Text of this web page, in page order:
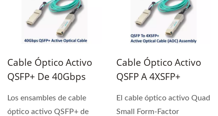
Cable Óptico Activo
QSFP+ De 40Gbps
Los ensambles de cable
óptico activo QSFP+ de
Cable Óptico Activo
QSFP A 4XSFP+
El cable óptico activo Quad
Small Form-Factor